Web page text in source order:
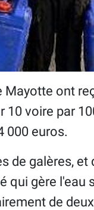
Mayotte ont
10 voire par
000 euros.
de galères,
qui gère l'eau
de